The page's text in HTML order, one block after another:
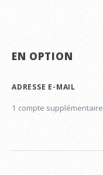
EN OPTION
ADRESSE E-MAIL
1 compte supplémentaire